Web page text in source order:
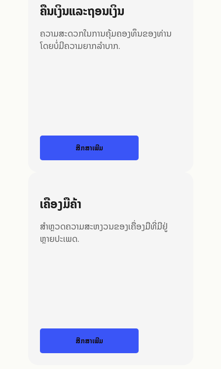
ຄືນເງິນແລະຖອນເງິນ
ຄວາມສະດວກໃນການຄຸ້ມຄອງທຶນຂອງທ່ານ
ໂດຍບໍ່ມີຄວາມຍາກລໍາບາກ.
ສືກສາເພີ່ມ
ເຄື່ອງມືຄ້າ
ສຳຫຼວດຄວາມສະຫງວນຂອງເຄື່ອງມືທີ່ມີຢູ່
ຫຼາຍປະເພດ.
ສືກສາເພີ່ມ